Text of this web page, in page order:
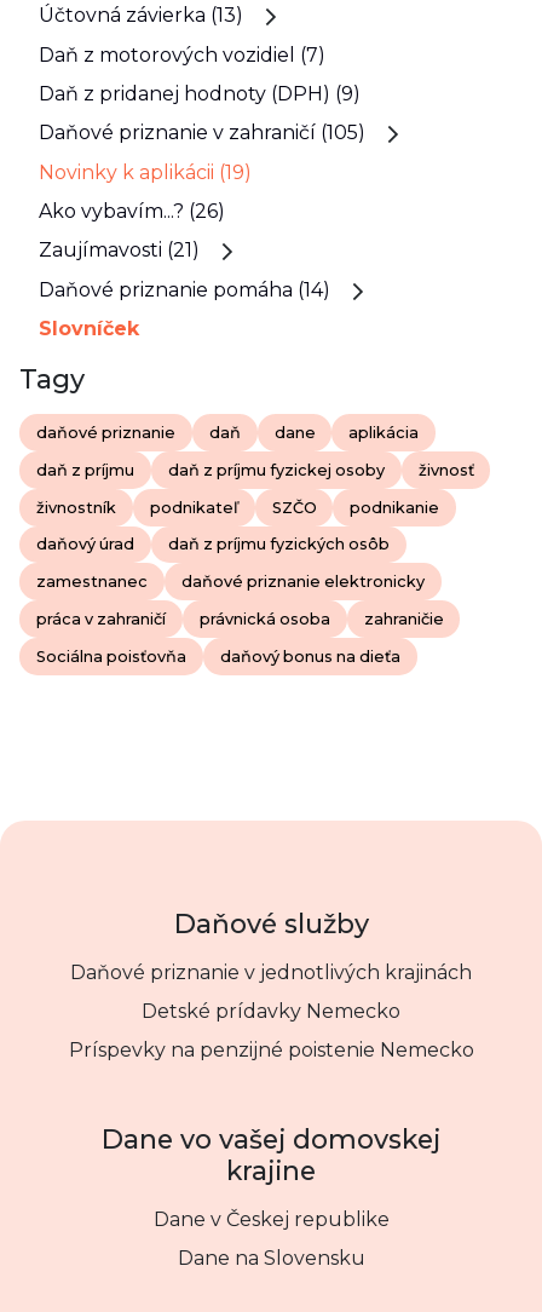
Účtovná závierka (13)
Daň z motorových vozidiel (7)
Daň z pridanej hodnoty (DPH) (9)
Daňové priznanie v zahraničí (105)
Novinky k aplikácii (19)
Ako vybavím...? (26)
Zaujímavosti (21)
Daňové priznanie pomáha (14)
Slovníček
Tagy
daňové priznanie daň dane aplikácia
daň z príjmu daň z príjmu fyzickej osoby živnosť
živnostník podnikateľ SZČO podnikanie
daňový úrad daň z príjmu fyzických osôb
zamestnanec daňové priznanie elektronicky
práca v zahraničí právnická osoba zahraničie
Sociálna poisťovňa daňový bonus na dieťa
Daňové služby
Daňové priznanie v jednotlivých krajinách
Detské prídavky Nemecko
Príspevky na penzijné poistenie Nemecko
Dane vo vašej domovskej
krajine
Dane v Českej republike
Dane na Slovensku